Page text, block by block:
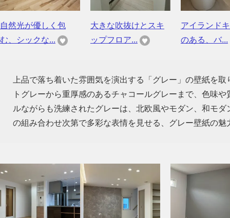
自然光が優しく包
む、シックな...
大きな吹抜けとスキ
ップフロア...
アイランド
のある、バ...
上品で落ち着いた雰囲気を演出する「グレー」の壁紙を
トグレーから重厚感のあるチャコールグレーまで、色味
ルながらも洗練されたグレーは、北欧風やモダン、和モ
の組み合わせ次第で多彩な表情を見せる、グレー壁紙の